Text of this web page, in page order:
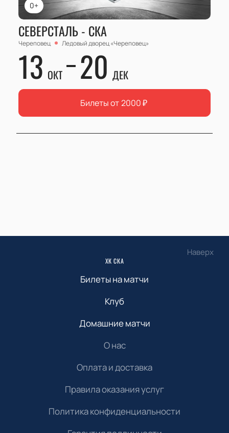
0+
СЕВЕРСТАЛЬ - СКА
Череповец Ледовый дворец «Череповец»
13 ОКТ 20 ДЕК
Билеты от 2000₽
Наверх
ХК СКА
Билеты на матчи
Клуб
Домашние матчи
О нас
Оплата и доставка
Правила оказания услуг
Политика конфиденциальности